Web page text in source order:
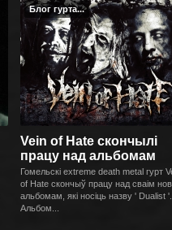
Блог гурта...
Vein of Hate скончылi
працу над альбомам
Гомельскi extreme death metal гурт
of Hate скончыў працу над сваiм
альбомам, якi носiць назву ' Dualist '.
Альбом...